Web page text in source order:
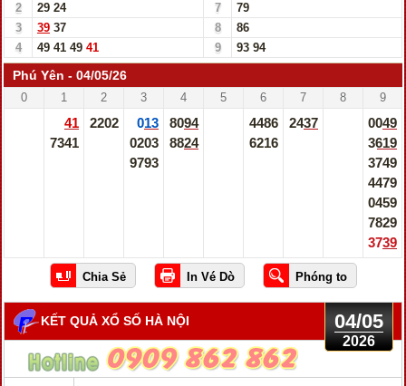
2
29 24 7
79
3
39 37 8
86
4
49 41 49 41 9 93 94
Phú Yên - 04/05/26
0 1 2 3 4 5 6 7 8 9
41
7341
2202
013
0203
9793
8094
8824
4486
6216
2437
0049
3619
3749
4479
0459
7829
3739
04/05
2026
KẾT QUẢ XỔ SỐ HÀ NỘI